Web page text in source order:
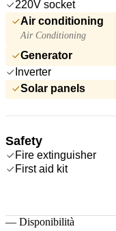
220V socket
Air conditioning
Air Conditioning
Generator
Inverter
Solar panels
Safety
Fire extinguisher
First aid kit
— Disponibilità